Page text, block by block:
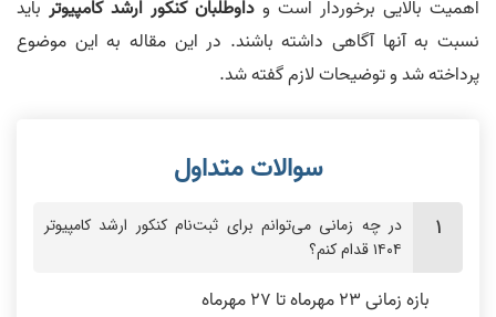
اهمیت بالایی برخوردار است و داوطلبان کنکور ارشد کامپیوتر باید
نسبت به آنها آگاهی داشته باشند. در این مقاله به این موضوع
پرداخته شد و توضیحات لازم گفته شد.
در چه زمانی می‌توانم برای ثبت‌نام کنکور ارشد کامپیوتر
۱۴۰۴ قدام کنم؟
بازه زمانی ۲۳ مهر‌ماه تا ۲۷ مهر‌ماه